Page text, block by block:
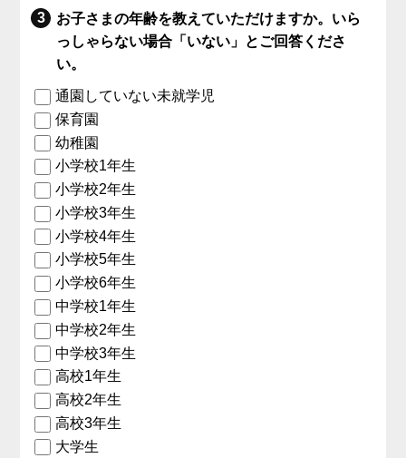
お子さまの年齢を教えていただけますか。いら
っしゃらない場合「いない」とご回答くださ
い。
通園していない未就学児
保育園
幼稚園
小学校1年生
小学校2年生
小学校3年生
小学校4年生
小学校5年生
小学校6年生
中学校1年生
中学校2年生
中学校3年生
高校1年生
高校2年生
高校3年生
大学生